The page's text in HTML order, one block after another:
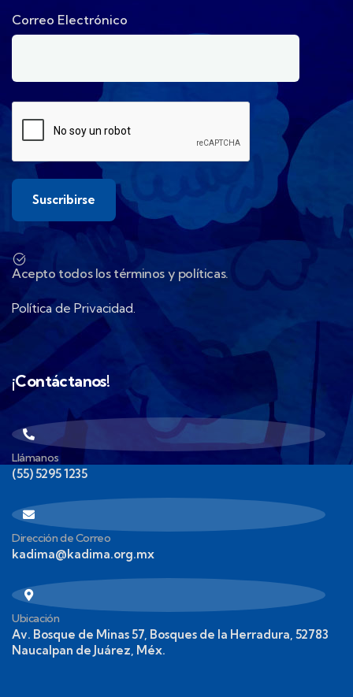
Correo Electrónico
Acepto todos los términos y políticas.
Política de Privacidad.
¡Contáctanos!
Llámanos
(55) 5295 1235
Dirección de Correo
kadima@kadima.org.mx
Ubicación
Av. Bosque de Minas 57, Bosques de la Herradura, 52783
Naucalpan de Juárez, Méx.